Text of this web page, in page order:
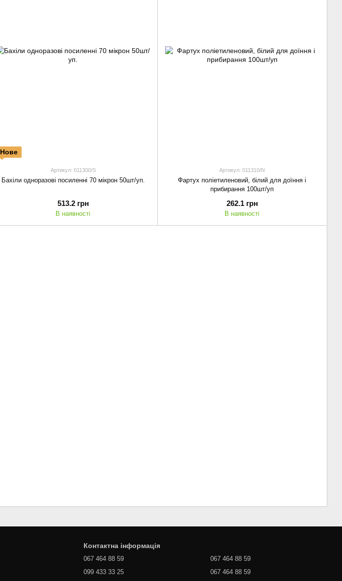
Нове
Артикул: 011300/S
Бахіли одноразові посиленні 70 мікрон 50шт/уп.
513.2 грн
В наявності
Артикул: 011310/N
Фартух поліетиленовий, білий для доїння і
прибирання 100шт/уп
262.1 грн
В наявності
Контактна інформація
067 464 88 59
099 433 33 25
067 464 88 59
067 464 88 59